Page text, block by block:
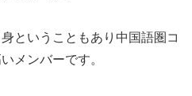
ということもあり中国語圏コ
メンバーです​。